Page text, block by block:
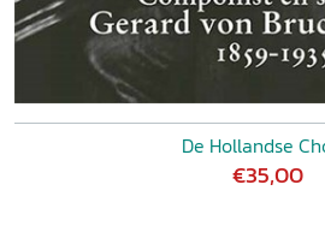
De Hollandse
€35,00